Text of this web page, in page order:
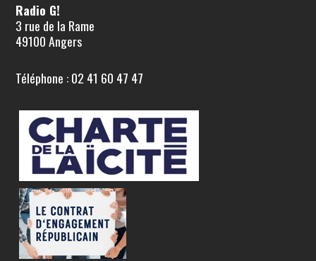
Radio G!
3 rue de la Rame
49100 Angers
Téléphone : 02 41 60 47 47